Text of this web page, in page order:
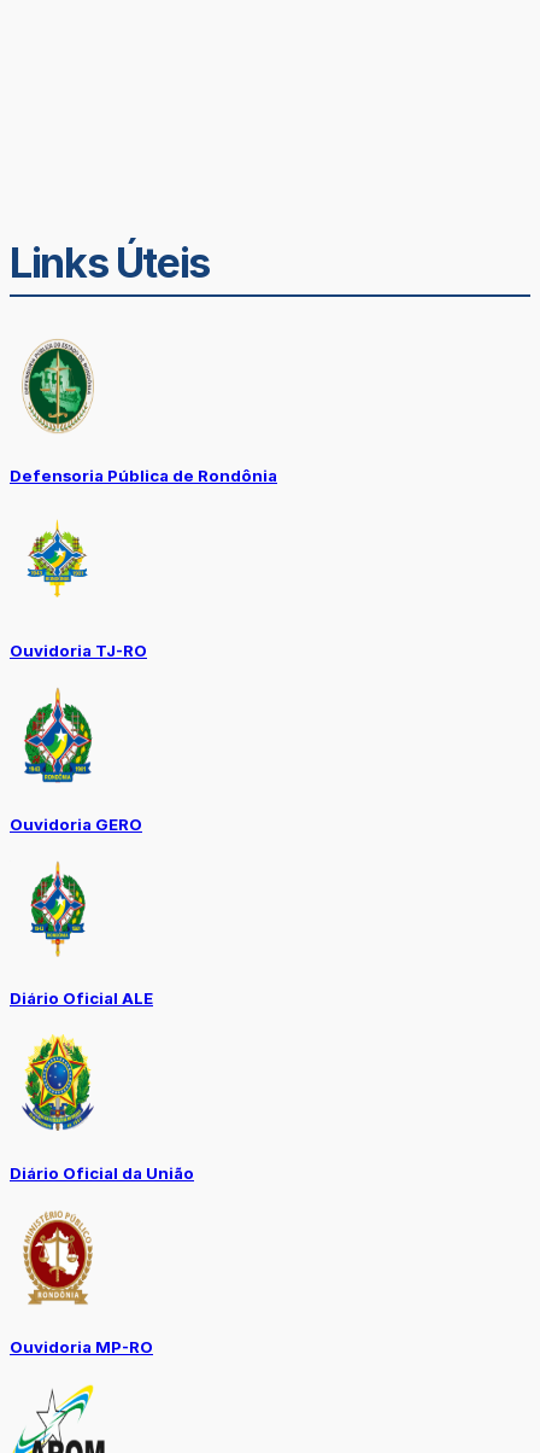
Links Úteis
Defensoria Pública de Rondônia
Ouvidoria TJ-RO
Ouvidoria GERO
Diário Oficial ALE
Diário Oficial da União
Ouvidoria MP-RO